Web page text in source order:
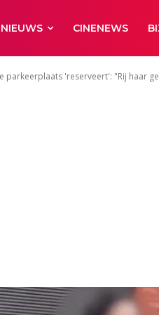
NIEUWS CINENEWS
parkeerplaats 'reserveert': "Rij haar